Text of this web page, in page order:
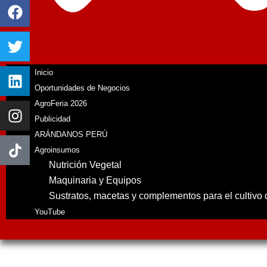
Inicio
Oportunidades de Negocios
AgroFeria 2026
Publicidad
ARÁNDANOS PERÚ
Agroinsumos
Nutrición Vegetal
Maquinaria y Equipos
Sustratos, macetas y complementos para el cultivo
YouTube